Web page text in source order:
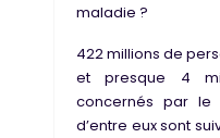
maladie ?
422 millions de
et presque 4
concernés par
d’entre eux sont